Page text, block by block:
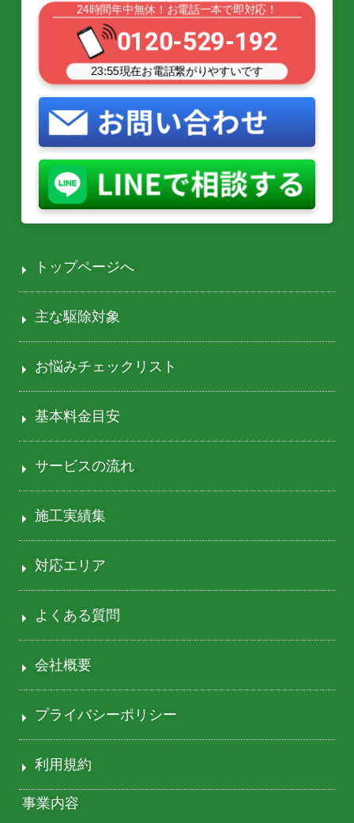
24時間年中無休！お電話一本で即対応！
0120-529-192
23:55現在お電話繋がりやすいです
トップページへ
主な駆除対象
お悩みチェックリスト
基本料金目安
サービスの流れ
施工実績集
対応エリア
よくある質問
会社概要
プライバシーポリシー
利用規約
事業内容